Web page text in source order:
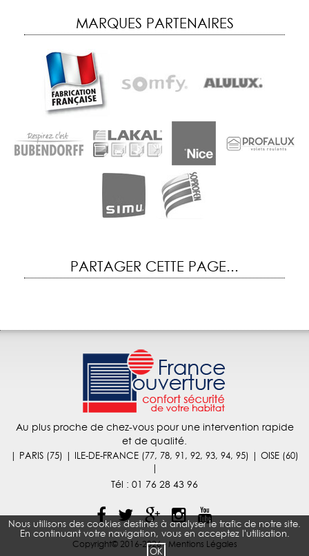
MARQUES PARTENAIRES
PARTAGER CETTE PAGE...
Au plus proche de chez-vous pour une intervention rapide
et de qualité.
| PARIS (75) | ILE-DE-FRANCE (77, 78, 91, 92, 93, 94, 95) | OISE (60)
|
Tél : 01 76 28 43 96
Copyright© 2016-2026 - Mentions Légales
Nous utilisons des cookies destinés à analyser le trafic de notre site.
En continuant votre navigation, vous en acceptez l'utilisation.
OK